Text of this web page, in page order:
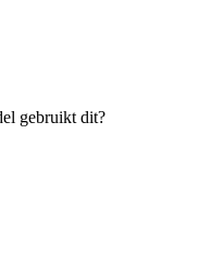
gebruikt dit?